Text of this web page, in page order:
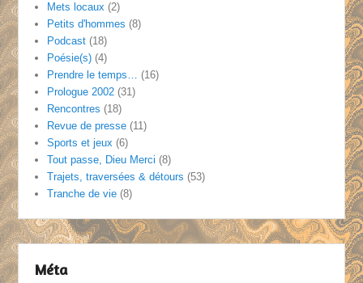
Mets locaux (2)
Petits d'hommes (8)
Podcast (18)
Poésie(s) (4)
Prendre le temps… (16)
Prologue 2002 (31)
Rencontres (18)
Revue de presse (11)
Sports et jeux (6)
Tout passe, Dieu Merci (8)
Trajets, traversées & détours (53)
Tranche de vie (8)
Méta